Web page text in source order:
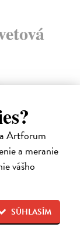
Artforum
a meranie
vášho
SÚHLASÍM